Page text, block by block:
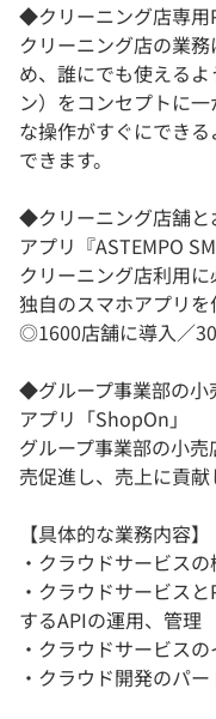
◆クリーニング店専用
クリーニング店の業
め、誰にでも使える
ン）をコンセプトに
な操作がすぐにでき
できます。
◆クリーニング店舗と
アプリ『ASTEMPO
クリーニング店利用
独自のスマホアプリを
◎1600店舗に導入／
◆グループ事業部の小
アプリ「ShopOn」
グループ事業部の小
売促進し、売上に貢献
【具体的な業務内容】
・クラウドサービス
・クラウドサービス
するAPIの運用、管理
・クラウドサービス
・クラウド開発のパ